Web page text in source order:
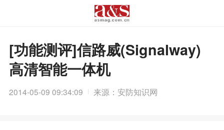
[功能测评]信路威(Signalway)
高清智能一体机
2014-05-09 09:34:09 来源：安防知识网